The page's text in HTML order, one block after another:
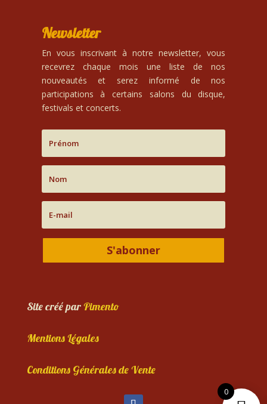
Newsletter
En vous inscrivant à notre newsletter, vous
recevrez chaque mois une liste de nos
nouveautés et serez informé de nos
participations à certains salons du disque,
festivals et concerts.
S'abonner
Site créé parPimento
Mentions Légales
Conditions Générales de Vente
0